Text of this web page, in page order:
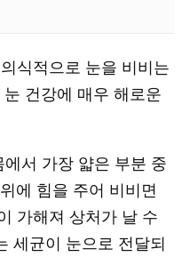
식적으로 눈을 비비는
건강에 매우 해로운
서 가장 얇은 부분 중
에 힘을 주어 비비면
가해져 상처가 날 수
세균이 눈으로 전달되